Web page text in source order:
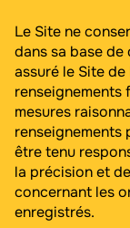
Le Site ne
dans sa base de
assuré le Site
renseignements
mesures
renseignements
être tenu
la précision et
concernant les
enregistrés.